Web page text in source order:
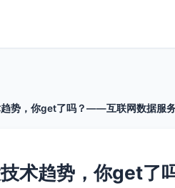
势，你get了吗？——互联网数据服
术趋势，你get